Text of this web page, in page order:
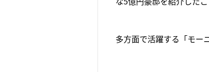
多方面で活躍する「モー